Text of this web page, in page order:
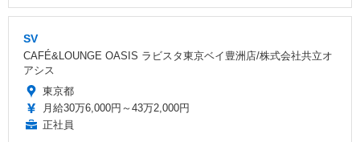
SV
CAFÉ&LOUNGE OASIS ラビスタ東京ベイ豊洲店/株式会社共立オ
アシス
東京都
月給30万6,000円～43万2,000円
正社員